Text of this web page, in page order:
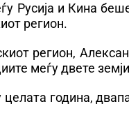
Русија и Кина
регион.
регион,
меѓу двете
година,